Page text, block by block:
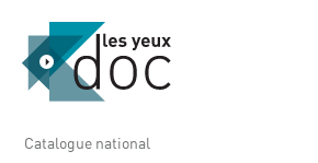
Catalogue national